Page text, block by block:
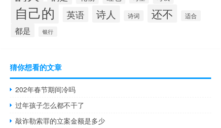
自己的 英语 诗人 诗词 还不 适合
都是 银行
猜你想看的文章
202年春节期间冷吗
过年孩子怎么都不干了
敲诈勒索罪的立案金额是多少